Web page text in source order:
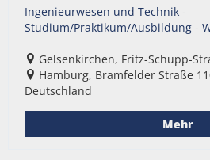
Ingenieurwesen und Technik -
Studium/Praktikum/Ausbildung -
Gelsenkirchen, Fritz-Schupp-
Hamburg, Bramfelder Straße
Deutschland
Mehr